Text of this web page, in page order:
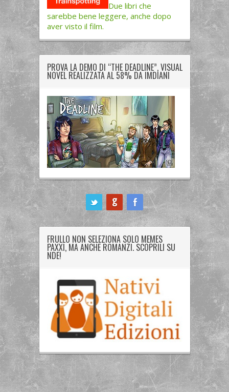
Due libri che
sarebbe bene leggere, anche dopo
aver visto il film.
PROVA LA DEMO DI “THE DEADLINE”, VISUAL
NOVEL REALIZZATA AL 58% DA IMDIANI
FRULLO NON SELEZIONA SOLO MEMES
PAXXI, MA ANCHE ROMANZI. SCOPRILI SU
NDE!